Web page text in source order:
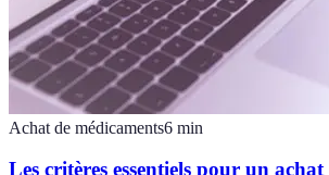
Achat de médicaments6 min
Les critères essentiels pour un